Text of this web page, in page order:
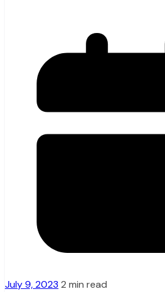
July 9, 2023 2 min read